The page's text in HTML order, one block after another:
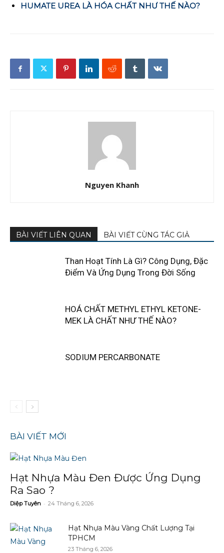
HUMATE UREA LÀ HÓA CHẤT NHƯ THẾ NÀO?
Nguyen Khanh
BÀI VIẾT LIÊN QUAN BÀI VIẾT CÙNG TÁC GIẢ
Than Hoạt Tính Là Gì? Công Dụng, Đặc
Điểm Và Ứng Dụng Trong Đời Sống
HOÁ CHẤT METHYL ETHYL KETONE-
MEK LÀ CHẤT NHƯ THẾ NÀO?
SODIUM PERCARBONATE
BÀI VIẾT MỚI
Hạt Nhựa Màu Đen Được Ứng Dụng
Ra Sao ?
Diệp Tuyên - 24 Tháng 6, 2026
Hạt Nhựa Màu Vàng Chất Lượng Tại
TPHCM
23 Tháng 6, 2026